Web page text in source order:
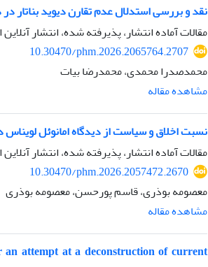
نقد و بررسی استدلال عدم تقارن دیوید بناتار
مقالات آماده انتشار، پذیرفته شده، انتشار آنلاین
10.30470/phm.2026.2065764.2707
محمدصدرا محمدی، محمدرضا بیات
مشاهده مقاله
نسبت اخلاق و سیاست از دیدگاه امانوئل لویناس
مقالات آماده انتشار، پذیرفته شده، انتشار آنلاین
10.30470/phm.2026.2057472.2670
معصومه بوذری، قاسم پورحسن، معصومه بوذری
مشاهده مقاله
an attempt at a deconstruction of current